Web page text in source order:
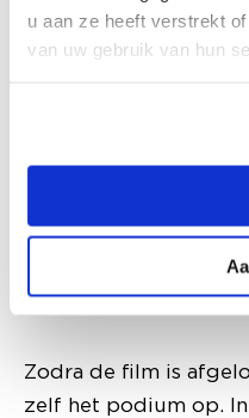
u aan ze heeft verstrekt
van uw gebruik van hun
factor. Mode in een
associaties zoals
culturele
gewerkt met digitale
modulair of zelfs
zijn, hoeft er ook
vinden tussen het
Zodra de film is
zelf het podium op.